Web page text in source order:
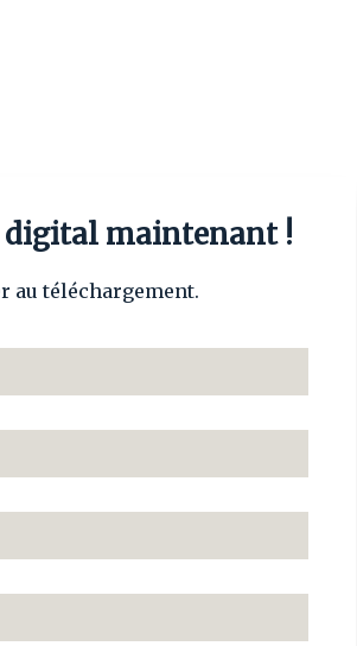
maintenant !
au téléchargement.